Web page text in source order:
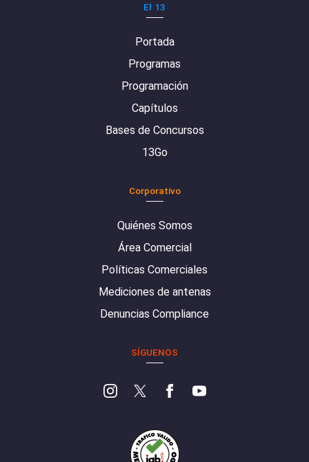
El 13
Portada
Programas
Programación
Capítulos
Bases de Concursos
13Go
Corporativo
Quiénes Somos
Área Comercial
Políticas Comerciales
Mediciones de antenas
Denuncias Compliance
SÍGUENOS